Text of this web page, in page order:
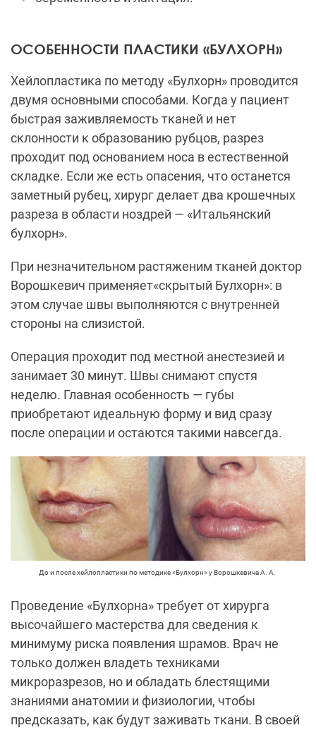
ОСОБЕННОСТИ ПЛАСТИКИ «БУЛХОРН»
Хейлопластика по методу «Булхорн» проводится
двумя основными способами. Когда у пациент
быстрая заживляемость тканей и нет
склонности к образованию рубцов, разрез
проходит под основанием носа в естественной
складке. Если же есть опасения, что останется
заметный рубец, хирург делает два крошечных
разреза в области ноздрей — «Итальянский
булхорн».
При незначительном растяженим тканей доктор
Ворошкевич применяет«скрытый Булхорн»: в
этом случае швы выполняются с внутренней
стороны на слизистой.
Операция проходит под местной анестезией и
занимает 30 минут. Швы снимают спустя
неделю. Главная особенность — губы
приобретают идеальную форму и вид сразу
после операции и остаются такими навсегда.
До и после хейлопластики по методике «Булхорн» у Ворошкевича А. А.
Проведение «Булхорна» требует от хирурга
высочайшего мастерства для сведения к
минимуму риска появления шрамов. Врач не
только должен владеть техниками
микроразрезов, но и обладать блестящими
знаниями анатомии и физиологии, чтобы
предсказать, как будут заживать ткани. В своей